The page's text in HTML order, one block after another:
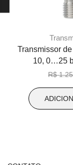
Transmissor
10, 0…25
R$